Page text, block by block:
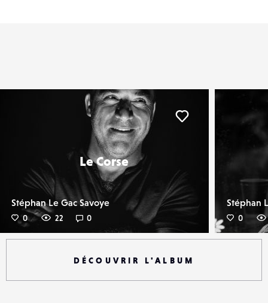
Le Corse
Stéphan Le Gac Savoye
0 22 0
Stéphan
0
DÉCOUVRIR L'ALBUM